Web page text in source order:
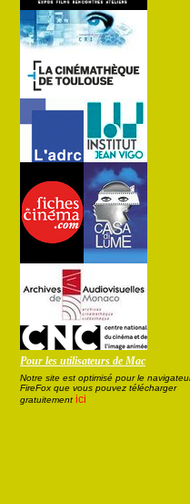
Pour les utilisateurs de Mac
Notre site est optimisé pour le
FireFox que vous pouvez télécharger
gratuitement ici